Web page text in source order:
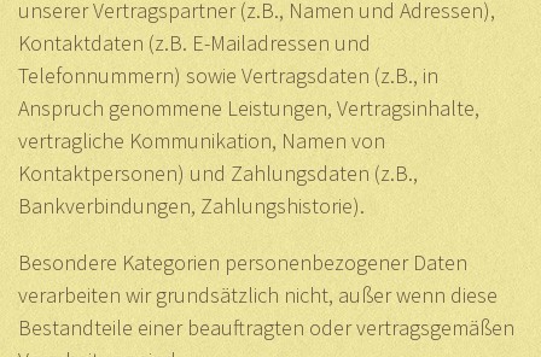
unserer Vertragspartner (z.B., Namen und Adressen),
Kontaktdaten (z.B. E-Mailadressen und
Telefonnummern) sowie Vertragsdaten (z.B., in
Anspruch genommene Leistungen, Vertragsinhalte,
vertragliche Kommunikation, Namen von
Kontaktpersonen) und Zahlungsdaten (z.B.,
Bankverbindungen, Zahlungshistorie).
Besondere Kategorien personenbezogener Daten
verarbeiten wir grundsätzlich nicht, außer wenn diese
Bestandteile einer beauftragten oder vertragsgemäßen